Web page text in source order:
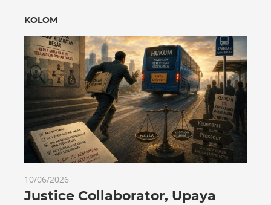
KOLOM
10/06/2026
Justice Collaborator, Upaya